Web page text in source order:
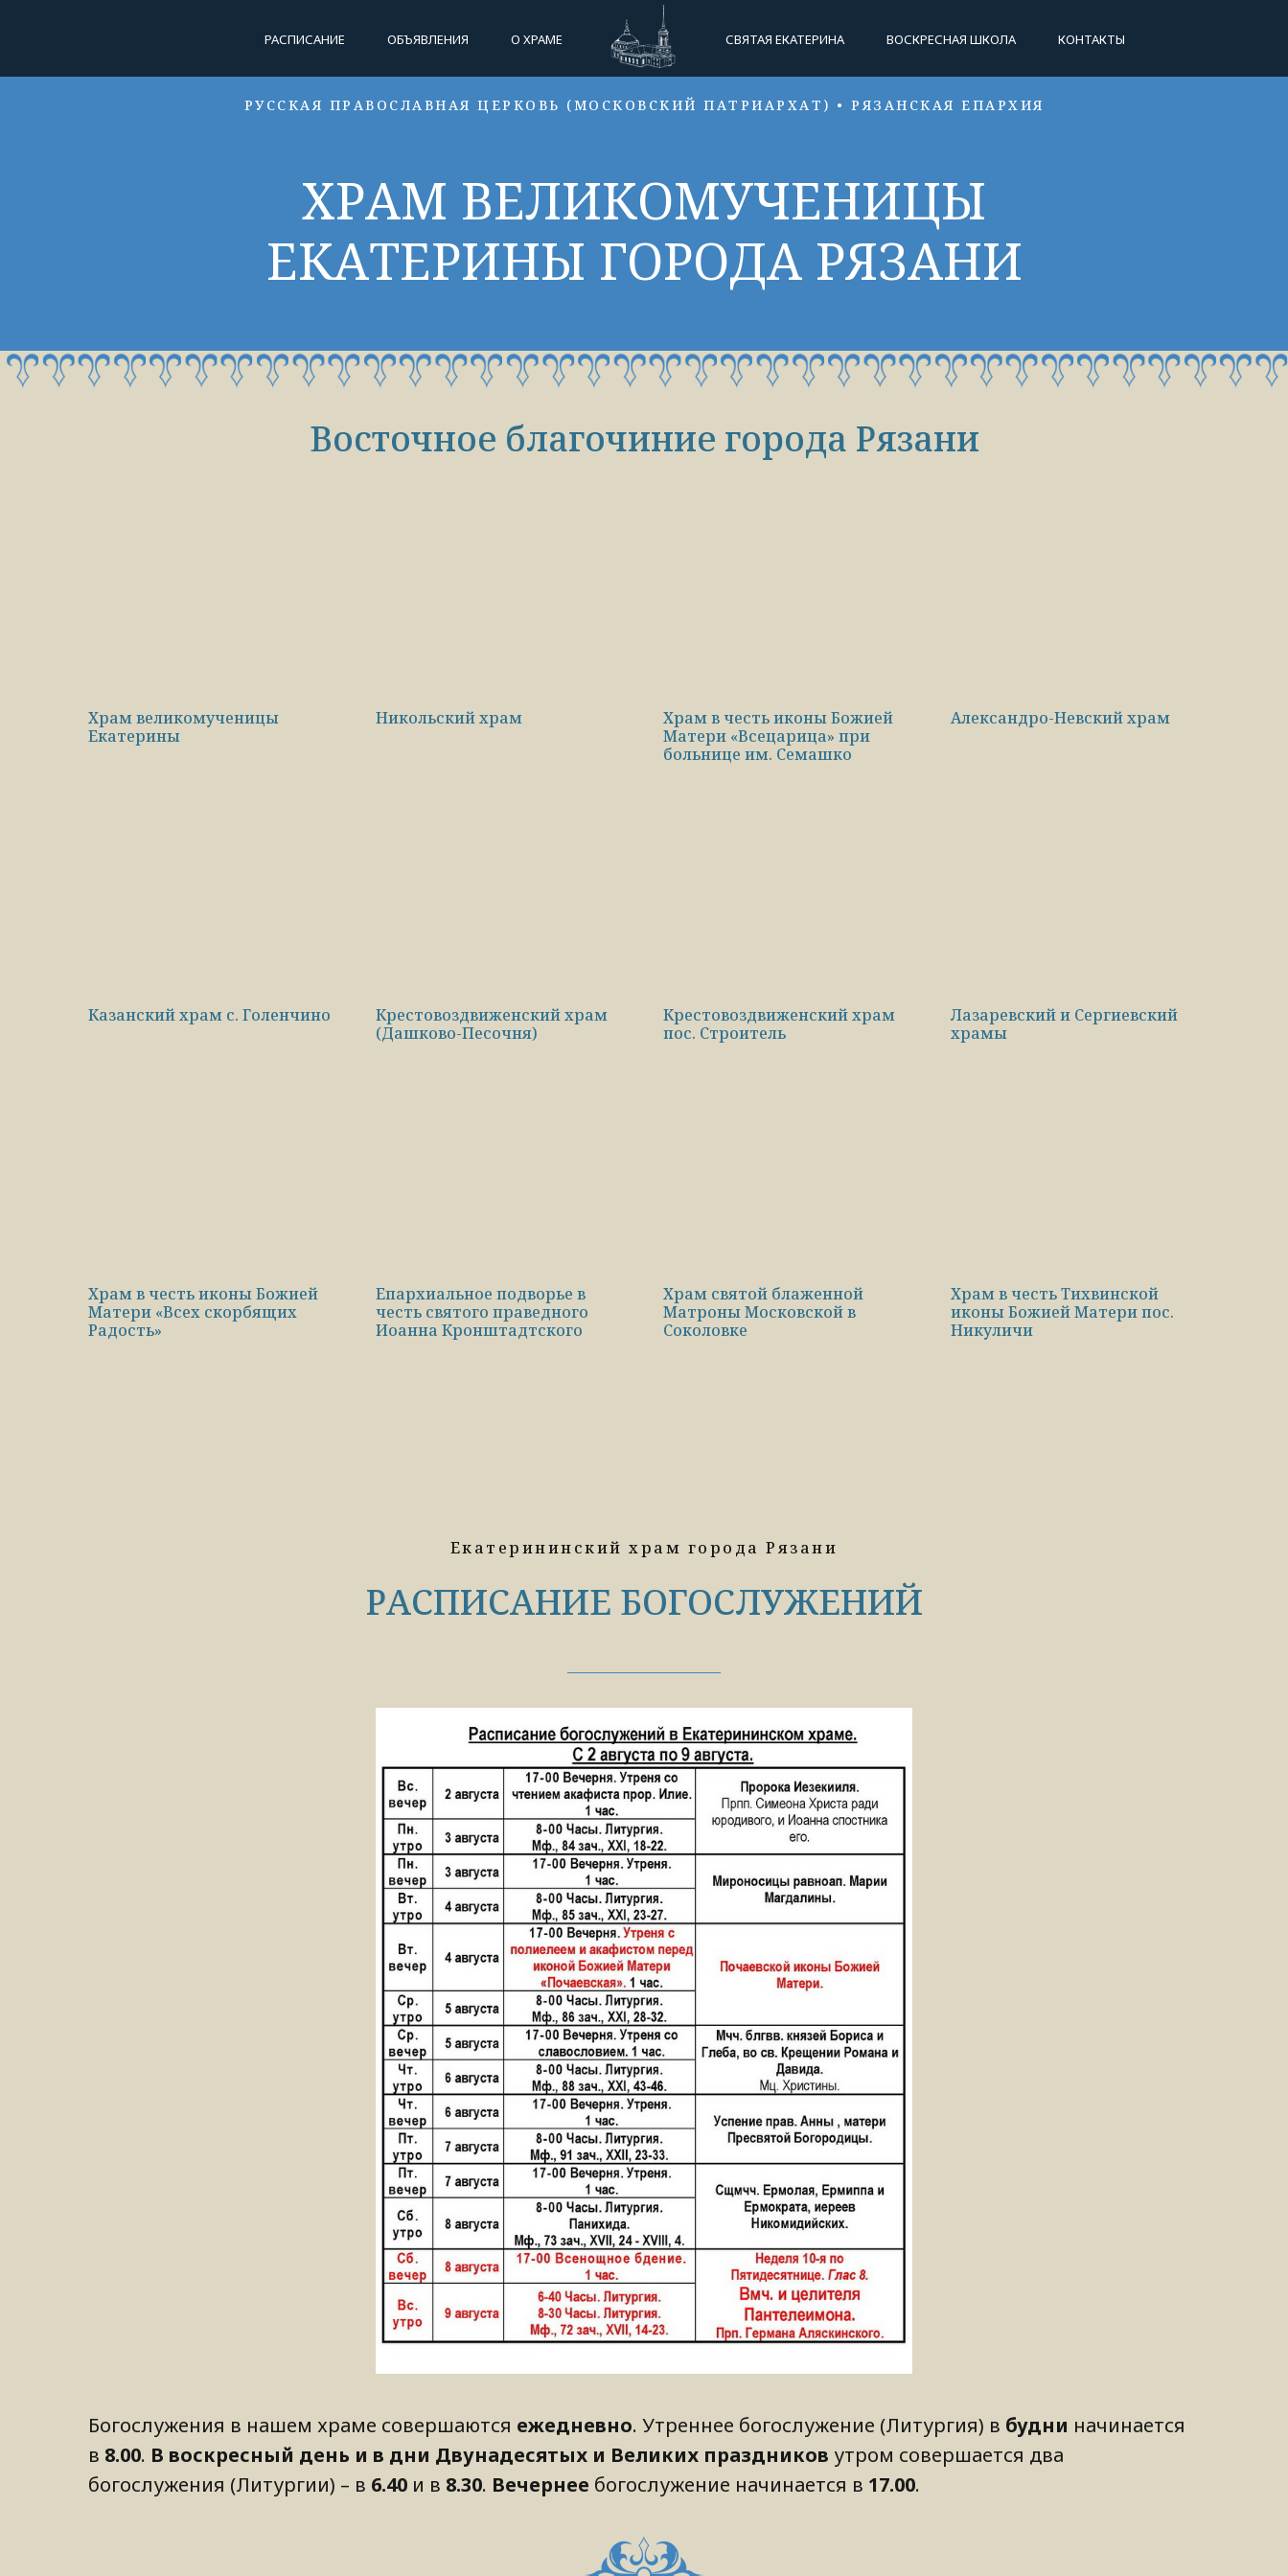
РАСПИСАНИЕ ОБЪЯВЛЕНИЯ О ХРАМЕ СВЯТАЯ ЕКАТЕРИНА ВОСКРЕСНАЯ ШКОЛА КОНТАКТЫ
РУССКАЯ ПРАВОСЛАВНАЯ ЦЕРКОВЬ (МОСКОВСКИЙ ПАТРИАРХАТ) • РЯЗАНСКАЯ ЕПАРХИЯ
ХРАМ ВЕЛИКОМУЧЕНИЦЫ
ЕКАТЕРИНЫ ГОРОДА РЯЗАНИ
Восточное благочиние города Рязани
Храм великомученицы
Екатерины
Никольский храм
Храм в честь иконы Божией
Матери «Всецарица» при
больнице им. Семашко
Александро-Невский храм
Казанский храм с. Голенчино
Крестовоздвиженский храм
(Дашково-Песочня)
Крестовоздвиженский храм
пос. Строитель
Лазаревский и Сергиевский
храмы
Храм в честь иконы Божией
Матери «Всех скорбящих
Радость»
Епархиальное подворье в
честь святого праведного
Иоанна Кронштадтского
Храм святой блаженной
Матроны Московской в
Соколовке
Храм в честь Тихвинской
иконы Божией Матери пос.
Никуличи
Екатерининский храм города Рязани
РАСПИСАНИЕ БОГОСЛУЖЕНИЙ
Богослужения в нашем храме совершаются ежедневно. Утреннее богослужение (Литургия) в будни начинается
в 8.00. В воскресный день и в дни Двунадесятых и Великих праздников утром совершается два
богослужения (Литургии) – в 6.40 и в 8.30. Вечернее богослужение начинается в 17.00.